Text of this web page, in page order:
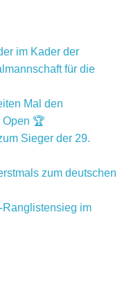
im Kader der
für die
Mal den
Open 🏆
Sieger der 29.
zum deutschen
Ranglistensieg im